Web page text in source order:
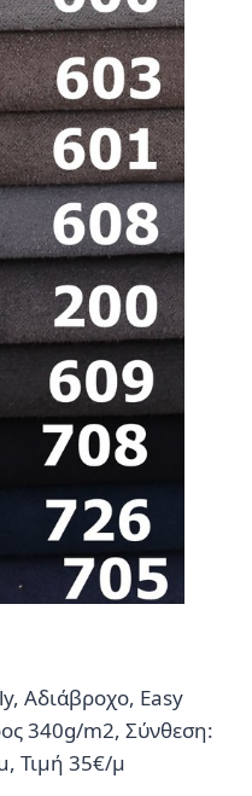
Αδιάβροχο, Easy
340g/m2, Σύνθεση:
Τιμή 35€/μ